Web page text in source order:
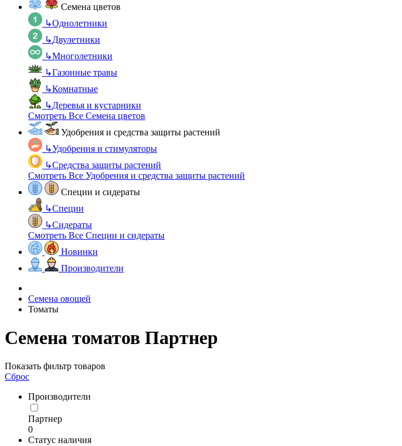
Семена цветов
↳Однолетники
↳Двулетники
↳Многолетники
↳Газонные травы
↳Комнатные
↳Деревья и кустарники
Смотреть Все Семена цветов
Удобрения и средства защиты растений
↳Удобрения и стимуляторы
↳Средства защиты растений
Смотреть Все Удобрения и средства защиты растений
Специи и сидераты
↳Специи
↳Сидераты
Смотреть Все Специи и сидераты
Новинки
Производители
Семена овощей
Томаты
Семена томатов Партнер
Показать фильтр товаров
Сброс
Производители
Партнер
0
Статус наличия